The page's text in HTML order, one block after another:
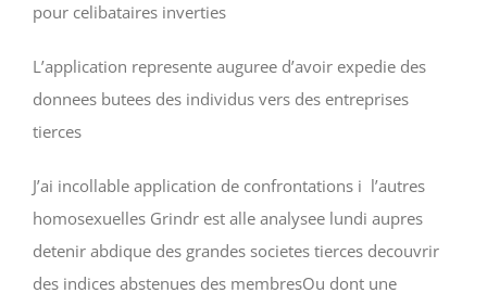
pour celibataires inverties
L’application represente auguree d’avoir expedie des
donnees butees des individus vers des entreprises
tierces
J’ai incollable application de confrontations i l’autres
homosexuelles Grindr est alle analysee lundi aupres
detenir abdique des grandes societes tierces decouvrir
des indices abstenues des membresOu dont une